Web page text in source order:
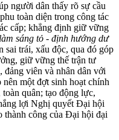
người dân thấy rõ sự cầu
toàn diện trong công tác
cấp; khẳng định giữ vững
sáng tỏ - định hướng dư
sai trái, xấu độc, qua đó góp
giữ vững thế trận tư
đảng viên và nhân dân với
một đợt sinh hoạt chính
quân; tạo động lực,
lợi Nghị quyết Đại hội
thành công của Đại hội đại